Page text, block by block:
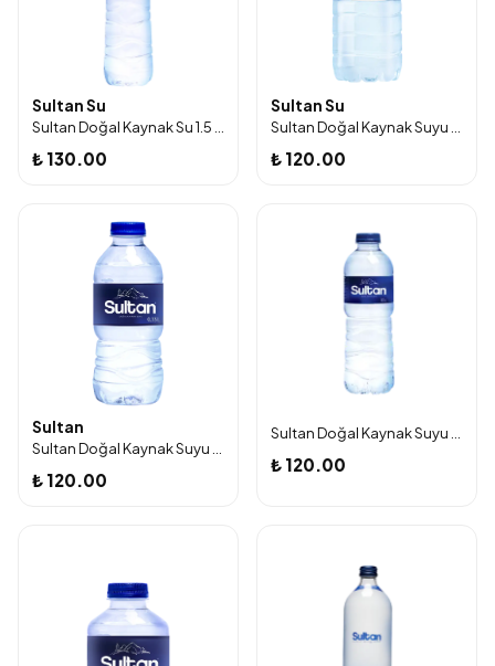
Sultan Su
₺ 130.00
Sultan Su
₺ 120.00
Sultan
₺ 120.00
₺ 120.00